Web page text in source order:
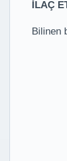
İLAÇ
Bilinen